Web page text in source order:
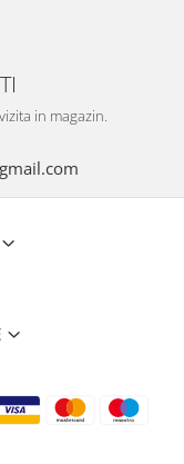
in magazin.